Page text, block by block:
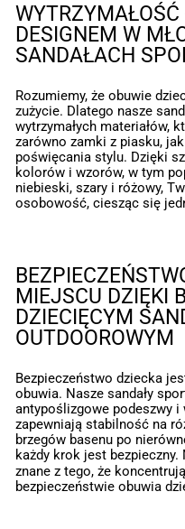
DESIGNEM W
SANDAŁACH
Rozumiemy, że obuwie
zużycie. Dlatego nasze
wytrzymałych materiałów,
zarówno zamki z piasku,
poświęcania stylu. Dzięki
kolorów i wzorów, w tym
niebieski, szary i różowy,
osobowość, ciesząc się
MIEJSCU DZIĘKI
DZIECIĘCYM
OUTDOOROWYM
Bezpieczeństwo dziecka
obuwia. Nasze sandały
antypoślizgowe podeszwy
zapewniają stabilność na
brzegów basenu po
każdy krok jest
znane z tego, że
bezpieczeństwie obuwia